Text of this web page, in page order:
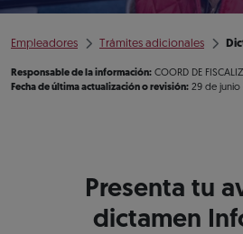
Empleadores Trámites adicionales
Responsable de la información: COORD DE
Fecha de última actualización o revisión: 29 de junio
Presenta tu
dictamen